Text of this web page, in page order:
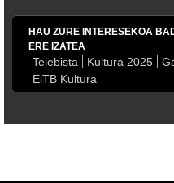
HAU ZURE INTERESEKOA
ERE IZATEA
Telebista Kultura 2025
EiTB Kultura